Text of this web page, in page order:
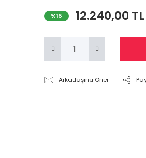
%15 12.240,00 TL
Arkadaşına Öner